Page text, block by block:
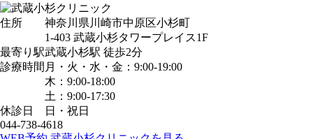
住所
神奈川県川崎市中原区小杉町
1-403 武蔵小杉タワープレイス1F
最寄り駅武蔵小杉駅 徒歩2分
診療時間 月・火・水・金：9:00-19:00
木：9:00-18:00
土：9:00-17:30
休診日
日・祝日
044-738-4618